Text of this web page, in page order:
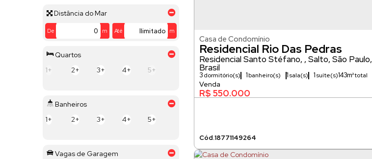
Distância do Mar
De m Até m
Quartos
1+
2+ 3+ 4+ 5+
Banheiros
1+
2+ 3+ 4+ 5+
Vagas de Garagem
Residencial Rio Das Pedras
Casa de Condomínio
R$ 550.000
18771149264
Residencial Santo Stéfano , Salto, São Paulo,
Brasil
3 dormitório(s) 1banheiro(s) 1 sala(s) 1suíte(s)143m²
95m²